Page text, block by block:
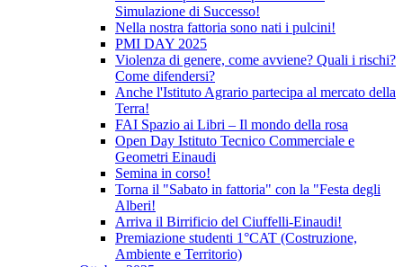
Simulazione di Successo!
Nella nostra fattoria sono nati i pulcini!
PMI DAY 2025
Violenza di genere, come avviene? Quali i rischi?
Come difendersi?
Anche l'Istituto Agrario partecipa al mercato della
Terra!
FAI Spazio ai Libri – Il mondo della rosa
Open Day Istituto Tecnico Commerciale e
Geometri Einaudi
Semina in corso!
Torna il "Sabato in fattoria" con la "Festa degli
Alberi!
Arriva il Birrificio del Ciuffelli-Einaudi!
Premiazione studenti 1°CAT (Costruzione,
Ambiente e Territorio)